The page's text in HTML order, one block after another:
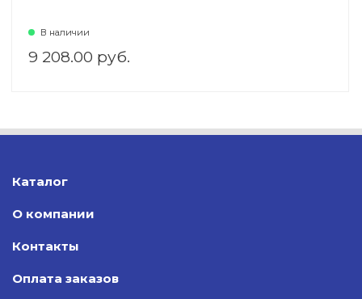
В наличии
9 208.00 руб.
Каталог
О компании
Контакты
Оплата заказов